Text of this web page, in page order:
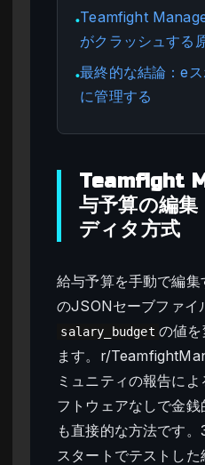
●Teamfight
がクラッシュする
●最終的な結論：e
に管理する
Teamfight
与予算の編集
ディタ方式
給与予算を手動で編
のJSONセーブファイ
salary_budget の値を
ます。r/
ミュニティの報告に
フトウェアなしで金
も直接的な方法です
スタートでテストし